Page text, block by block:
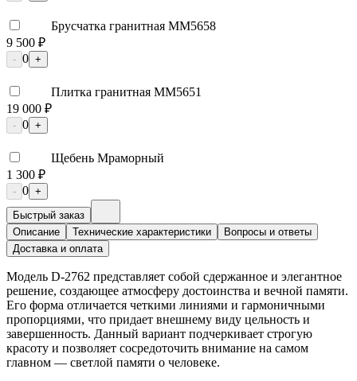
Брусчатка гранитная ММ5658
9 500 ₽
- 0 +
Плитка гранитная ММ5651
19 000 ₽
- 0 +
Щебень Мраморный
1 300 ₽
- 0 +
Быстрый заказ
Описание
Технические характеристики
Вопросы и ответы
Доставка и оплата
Модель D-2762 представляет собой сдержанное и элегантное
решение, создающее атмосферу достоинства и вечной памяти.
Его форма отличается четкими линиями и гармоничными
пропорциями, что придает внешнему виду цельность и
завершенность. Данный вариант подчеркивает строгую
красоту и позволяет сосредоточить внимание на самом
главном — светлой памяти о человеке.